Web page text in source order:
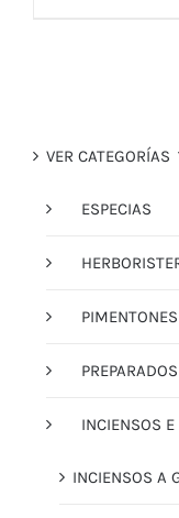
VER CATEGORÍAS
ESPECIAS
PIMENTONES
PREPARADOS
INCIENSOS
INCIENSOS A